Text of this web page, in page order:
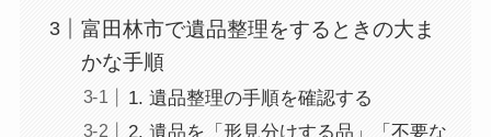
富田林市で遺品整理をするときの大ま
かな手順
1. 遺品整理の手順を確認する
2. 遺品を「形見分けする品」「不要な